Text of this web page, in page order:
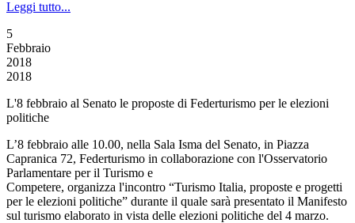
Leggi tutto...
5
Febbraio
2018
2018
L'8 febbraio al Senato le proposte di Federturismo per le elezioni
politiche
L’8 febbraio alle 10.00, nella Sala Isma del Senato, in Piazza
Capranica 72, Federturismo in collaborazione con l'Osservatorio
Parlamentare per il Turismo e
Competere, organizza l'incontro “Turismo Italia, proposte e progetti
per le elezioni politiche” durante il quale sarà presentato il Manifesto
sul turismo elaborato in vista delle elezioni politiche del 4 marzo.